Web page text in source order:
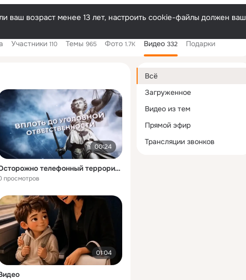
ваш возраст менее 13 лет, настроить cookie-файлы должен ваш
Участники 110 Темы 965 Фото 1.7K Видео 332 Подарки
00:24
Осторожно телефонный терроризм
просмотров
01:04
Дополнительная
колонка
Всё
Загруженное
Видео из тем
Прямой эфир
Трансляции звонков